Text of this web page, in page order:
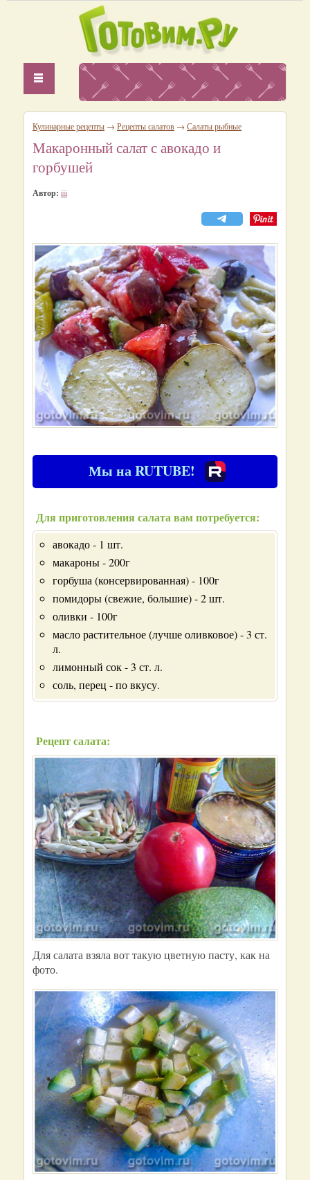
Кулинарные рецепты → Рецепты салатов → Салаты рыбные
Макаронный салат с авокадо и
горбушей
Автор: iii
Мы на RUTUBE!
Для приготовления салата вам потребуется:
авокадо - 1 шт.
макароны - 200г
горбуша (консервированная) - 100г
помидоры (свежие, большие) - 2 шт.
оливки - 100г
масло растительное (лучше оливковое) - 3 ст.
л.
лимонный сок - 3 ст. л.
соль, перец - по вкусу.
Рецепт салата:
Для салата взяла вот такую цветную пасту, как на
фото.